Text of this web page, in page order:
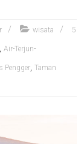
wisata 5
, Air-Terjun-
Pengger, Taman